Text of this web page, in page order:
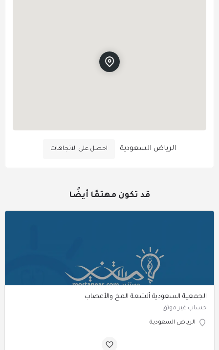
الرياض السعودية احصل على الاتجاهات
قد تكون مهتمًا أيضًا
الجمعية السعودية ألشعة المخ والأعصاب
حساب غير موثق
الرياض السعودية